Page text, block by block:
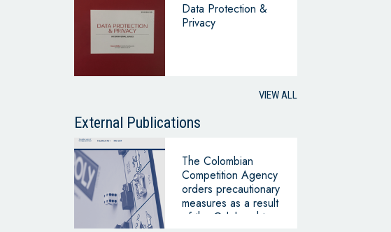
Data Protection &
Privacy
VIEW ALL
External Publications
The Colombian
Competition Agency
orders precautionary
measures as a result
of the Odebrecht